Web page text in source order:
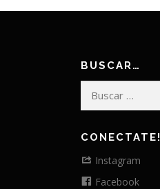
BUSCAR…
CONECTATE!
Instagram
Facebook